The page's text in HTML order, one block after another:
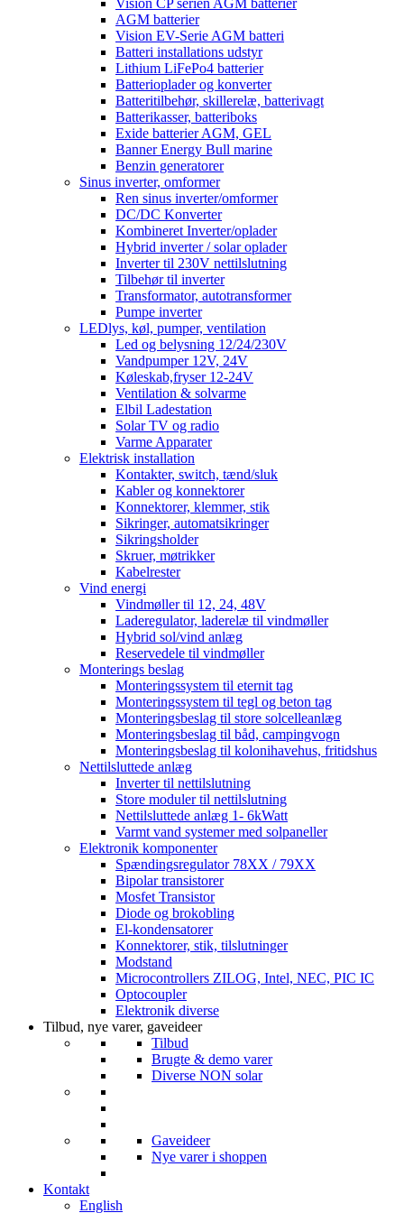
Vision CP serien AGM batterier
AGM batterier
Vision EV-Serie AGM batteri
Batteri installations udstyr
Lithium LiFePo4 batterier
Batterioplader og konverter
Batteritilbehør, skillerelæ, batterivagt
Batterikasser, batteriboks
Exide batterier AGM, GEL
Banner Energy Bull marine
Benzin generatorer
Sinus inverter, omformer
Ren sinus inverter/omformer
DC/DC Konverter
Kombineret Inverter/oplader
Hybrid inverter / solar oplader
Inverter til 230V nettilslutning
Tilbehør til inverter
Transformator, autotransformer
Pumpe inverter
LEDlys, køl, pumper, ventilation
Led og belysning 12/24/230V
Vandpumper 12V, 24V
Køleskab,fryser 12-24V
Ventilation & solvarme
Elbil Ladestation
Solar TV og radio
Varme Apparater
Elektrisk installation
Kontakter, switch, tænd/sluk
Kabler og konnektorer
Konnektorer, klemmer, stik
Sikringer, automatsikringer
Sikringsholder
Skruer, møtrikker
Kabelrester
Vind energi
Vindmøller til 12, 24, 48V
Laderegulator, laderelæ til vindmøller
Hybrid sol/vind anlæg
Reservedele til vindmøller
Monterings beslag
Monteringssystem til eternit tag
Monteringssystem til tegl og beton tag
Monteringsbeslag til store solcelleanlæg
Monteringsbeslag til båd, campingvogn
Monteringsbeslag til kolonihavehus, fritidshus
Nettilsluttede anlæg
Inverter til nettilslutning
Store moduler til nettilslutning
Nettilsluttede anlæg 1- 6kWatt
Varmt vand systemer med solpaneller
Elektronik komponenter
Spændingsregulator 78XX / 79XX
Bipolar transistorer
Mosfet Transistor
Diode og brokobling
El-kondensatorer
Konnektorer, stik, tilslutninger
Modstand
Microcontrollers ZILOG, Intel, NEC, PIC IC
Optocoupler
Elektronik diverse
Tilbud, nye varer, gaveideer
Tilbud
Brugte & demo varer
Diverse NON solar
Gaveideer
Nye varer i shoppen
Kontakt
English